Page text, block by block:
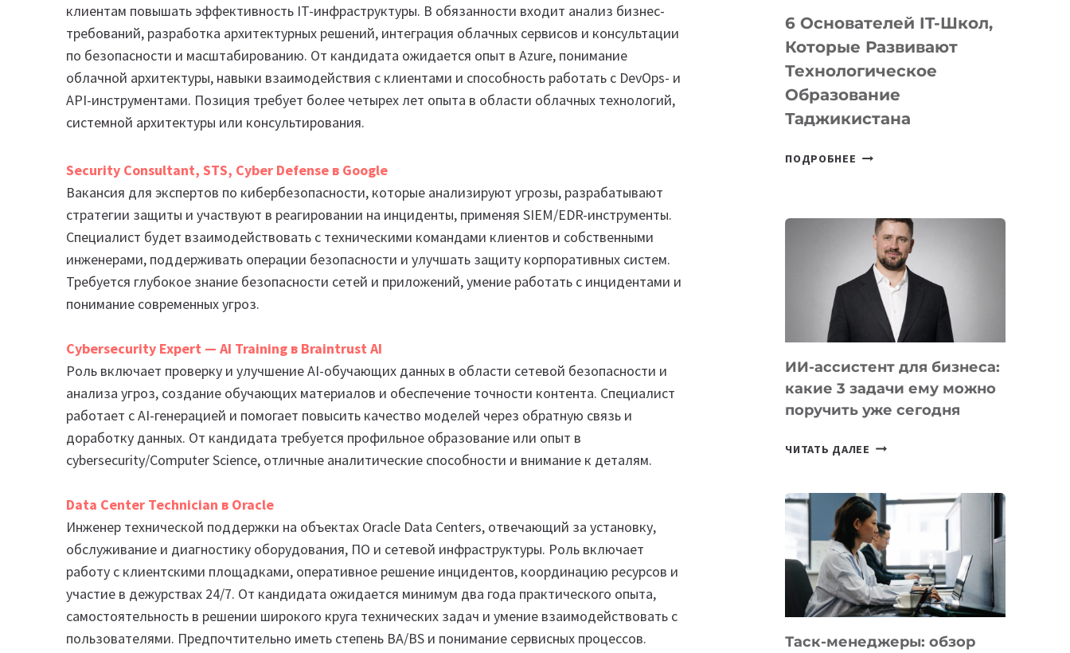
клиентам повышать эффективность IT-инфраструктуры. В обязанности входит анализ бизнес-
требований, разработка архитектурных решений, интеграция облачных сервисов и консультации
по безопасности и масштабированию. От кандидата ожидается опыт в Azure, понимание
облачной архитектуры, навыки взаимодействия с клиентами и способность работать с DevOps- и
API-инструментами. Позиция требует более четырех лет опыта в области облачных технологий,
системной архитектуры или консультирования.
Security Consultant, STS, Cyber Defense в Google
Вакансия для экспертов по кибербезопасности, которые анализируют угрозы, разрабатывают
стратегии защиты и участвуют в реагировании на инциденты, применяя SIEM/EDR-инструменты.
Специалист будет взаимодействовать с техническими командами клиентов и собственными
инженерами, поддерживать операции безопасности и улучшать защиту корпоративных систем.
Требуется глубокое знание безопасности сетей и приложений, умение работать с инцидентами и
понимание современных угроз.
Cybersecurity Expert — AI Training в Braintrust AI
Роль включает проверку и улучшение AI-обучающих данных в области сетевой безопасности и
анализа угроз, создание обучающих материалов и обеспечение точности контента. Специалист
работает с AI-генерацией и помогает повысить качество моделей через обратную связь и
доработку данных. От кандидата требуется профильное образование или опыт в
cybersecurity/Computer Science, отличные аналитические способности и внимание к деталям.
Data Center Technician в Oracle
Инженер технической поддержки на объектах Oracle Data Centers, отвечающий за установку,
обслуживание и диагностику оборудования, ПО и сетевой инфраструктуры. Роль включает
работу с клиентскими площадками, оперативное решение инцидентов, координацию ресурсов и
участие в дежурствах 24/7. От кандидата ожидается минимум два года практического опыта,
самостоятельность в решении широкого круга технических задач и умение взаимодействовать с
пользователями. Предпочтительно иметь степень BA/BS и понимание сервисных процессов.
6 Основателей IT-Школ,
Которые Развивают
Технологическое
Образование
Таджикистана
ПОДРОБНЕЕ
КОТОРЫЕ
РАЗВИВАЮТ
ТЕХНОЛОГИЧЕСКОЕ
ОБРАЗОВАНИЕ
ТАДЖИКИСТАНА
ИИ-ассистент для бизнеса:
какие 3 задачи ему можно
поручить уже сегодня
ЧИТАТЬ ДАЛЕЕ ИИ-
БИЗНЕСА:
КАКИЕ
3
ЗАДАЧИ
ЕМУ
МОЖНО
УЖЕ
Таск-менеджеры: обзор